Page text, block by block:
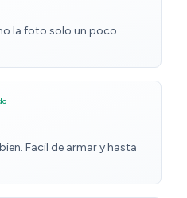
la foto solo un poco
Facil de armar y hasta